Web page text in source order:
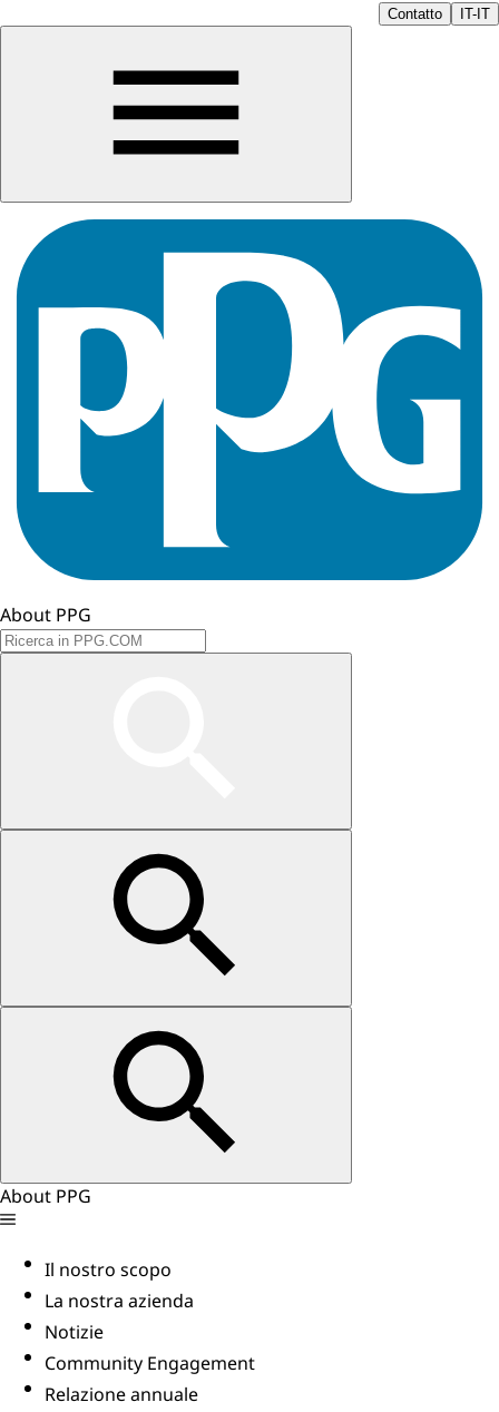
Contatto IT-IT
About PPG
About PPG
Il nostro scopo
La nostra azienda
Notizie
Community Engagement
Relazione annuale